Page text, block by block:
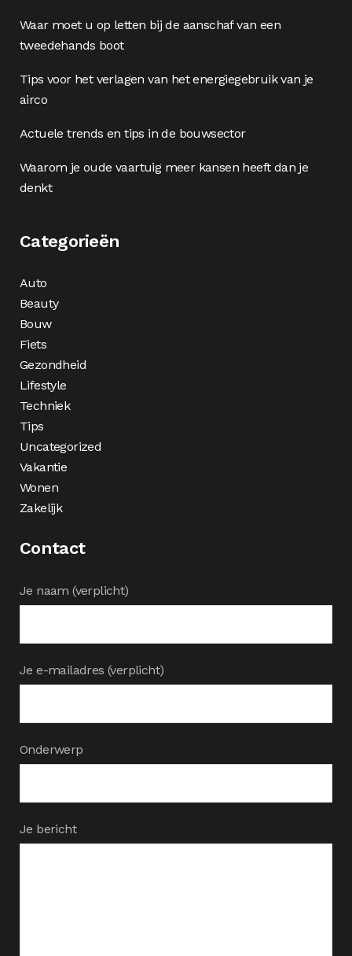
Waar moet u op letten bij de aanschaf van een
tweedehands boot
Tips voor het verlagen van het energiegebruik van je
airco
Actuele trends en tips in de bouwsector
Waarom je oude vaartuig meer kansen heeft dan je
denkt
Categorieën
Auto
Beauty
Bouw
Fiets
Gezondheid
Lifestyle
Techniek
Tips
Uncategorized
Vakantie
Wonen
Zakelijk
Contact
Je naam (verplicht)
Je e-mailadres (verplicht)
Onderwerp
Je bericht